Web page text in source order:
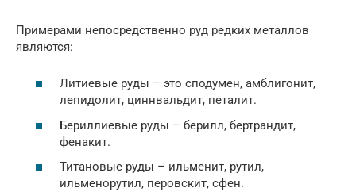
Примерами непосредственно руд редких металлов
являются:
Литиевые руды – это сподумен, амблигонит,
лепидолит, циннвальдит, петалит.
Бериллиевые руды – берилл, бертрандит,
фенакит.
Титановые руды – ильменит, рутил,
ильменорутил, перовскит, сфен.